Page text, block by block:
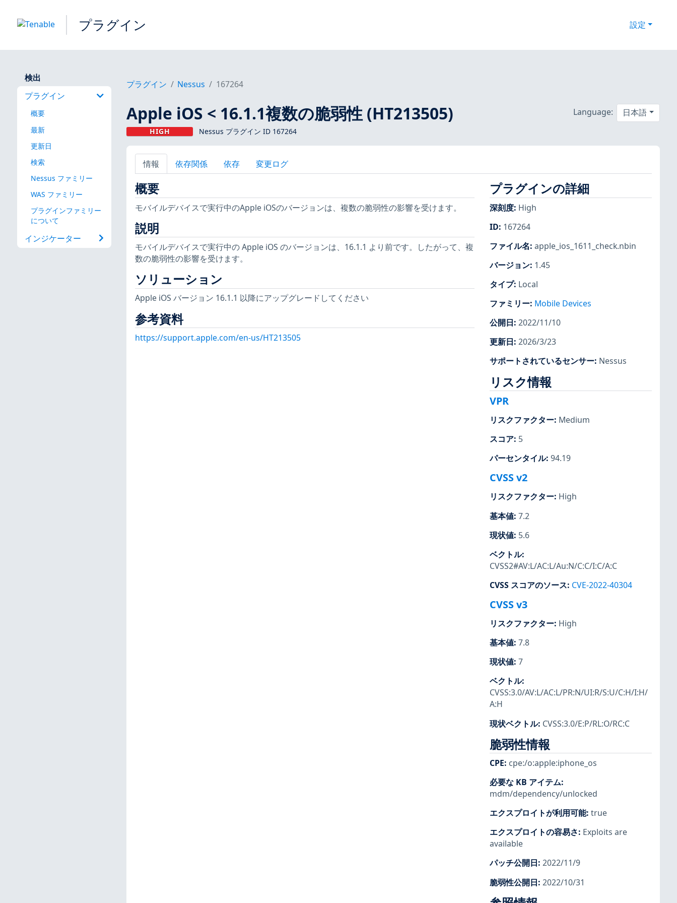
プラグイン 設定
検出
プラグイン
概要
最新
更新日
検索
Nessus ファミリー
WAS ファミリー
プラグインファミリー
について
インジケーター
プラグイン Nessus 167264
Apple iOS < 16.1.1複数の脆弱性 (HT213505)
HIGH Nessus プラグイン ID 167264
Language: 日本語
情報 依存関係 依存 変更ログ
概要
モバイルデバイスで実行中のApple iOSのバージョンは、複数の脆弱性の影響を受けます。
説明
モバイルデバイスで実行中の Apple iOS のバージョンは、16.1.1 より前です。したがって、複
数の脆弱性の影響を受けます。
ソリューション
Apple iOS バージョン 16.1.1 以降にアップグレードしてください
参考資料
https://support.apple.com/en-us/HT213505
プラグインの詳細
深刻度: High
ID: 167264
ファイル名: apple_ios_1611_check.nbin
バージョン: 1.45
タイプ: Local
ファミリー: Mobile Devices
公開日: 2022/11/10
更新日: 2026/3/23
サポートされているセンサー: Nessus
リスク情報
VPR
リスクファクター: Medium
スコア: 5
パーセンタイル: 94.19
CVSS v2
リスクファクター: High
基本値: 7.2
現状値: 5.6
ベクトル:
CVSS2#AV:L/AC:L/Au:N/C:C/I:C/A:C
CVSS スコアのソース: CVE-2022-40304
CVSS v3
リスクファクター: High
基本値: 7.8
現状値: 7
ベクトル:
CVSS:3.0/AV:L/AC:L/PR:N/UI:R/S:U/C:H/I:H/
A:H
現状ベクトル: CVSS:3.0/E:P/RL:O/RC:C
脆弱性情報
CPE: cpe:/o:apple:iphone_os
必要な KB アイテム:
mdm/dependency/unlocked
エクスプロイトが利用可能: true
エクスプロイトの容易さ: Exploits are
available
パッチ公開日: 2022/11/9
脆弱性公開日: 2022/10/31